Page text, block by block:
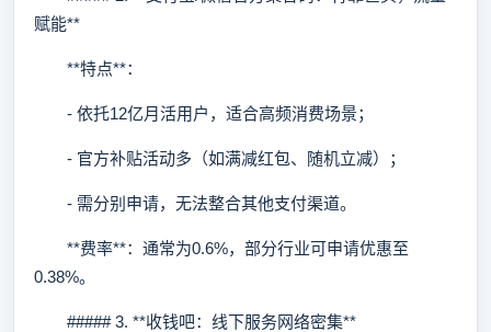
赋能**
**特点**：
- 依托12亿月活用户，适合高频消费场景；
- 官方补贴活动多（如满减红包、随机立减）；
- 需分别申请，无法整合其他支付渠道。
**费率**：通常为0.6%，部分行业可申请优惠至
0.38%。
##### 3. **收钱吧：线下服务网络密集**